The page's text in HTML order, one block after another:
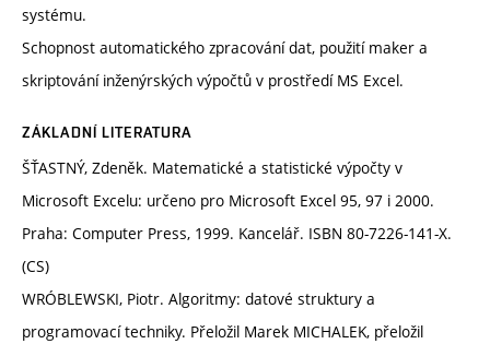
systému.
Schopnost automatického zpracování dat, použití maker a
skriptování inženýrských výpočtů v prostředí MS Excel.
ZÁKLADNÍ LITERATURA
ŠŤASTNÝ, Zdeněk. Matematické a statistické výpočty v
Microsoft Excelu: určeno pro Microsoft Excel 95, 97 i 2000.
Praha: Computer Press, 1999. Kancelář. ISBN 80-7226-141-X.
(CS)
WRÓBLEWSKI, Piotr. Algoritmy: datové struktury a
programovací techniky. Přeložil Marek MICHALEK, přeložil